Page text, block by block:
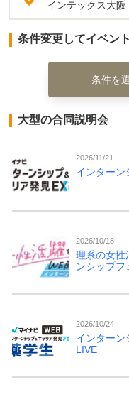
インテックス大阪
条件変更してイベン
条件を
大型の合同説明会
2026/11/21
インター
2026/10/18
理系の女性
ンシップフ
2026/10/24
インターン
LIVE